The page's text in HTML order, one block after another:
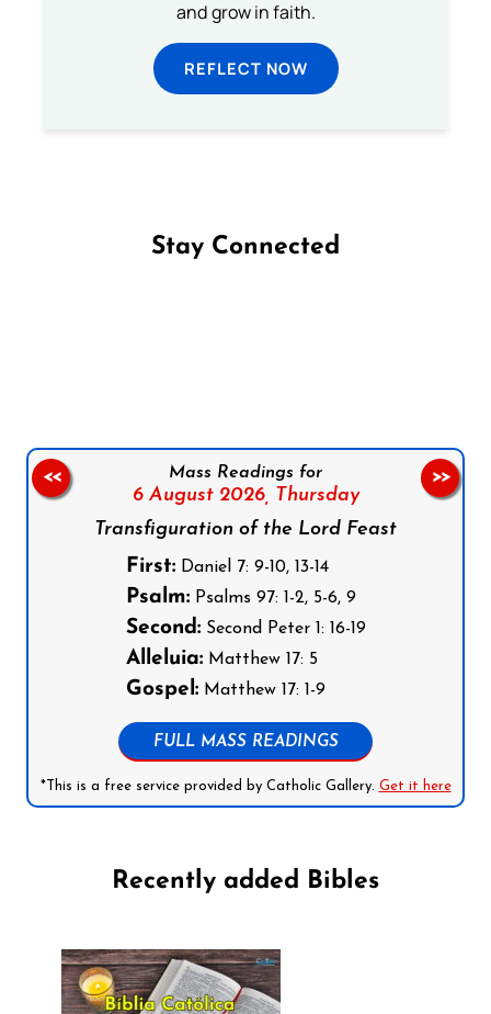
and grow in faith.
REFLECT NOW
Stay Connected
Mass Readings for
6 August 2026, Thursday
Transfiguration of the Lord Feast
First:Daniel 7: 9-10, 13-14
Psalm:Psalms 97: 1-2, 5-6, 9
Second:Second Peter 1: 16-19
Alleluia:Matthew 17: 5
Gospel:Matthew 17: 1-9
FULL MASS READINGS
*This is a free service provided by Catholic Gallery. Get it here
<< >>
Recently added Bibles